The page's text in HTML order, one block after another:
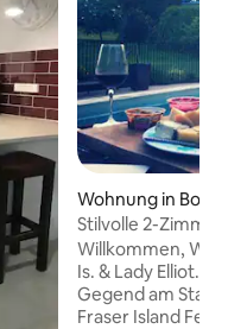
Wohnung in
Stilvolle 2-
inkl., in der Nähe
Willkommen, WIR
Is. & Lady Elliot.
Gegend am
Fraser Island